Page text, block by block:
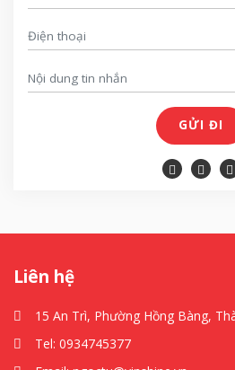
GỬI ĐI
Liên hệ
15 An Trì, Phường Hồng Bàng,
Tel: 0934745377